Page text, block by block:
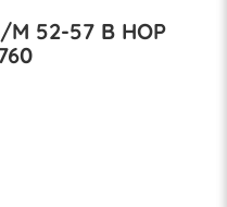
52-57 B HOP